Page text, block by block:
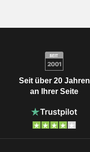
Seit über 20 Jahren
an Ihrer Seite